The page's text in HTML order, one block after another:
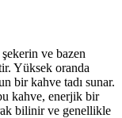
ve bazen
Yüksek oranda
bir kahve tadı sunar.
kahve, enerjik bir
bilinir ve genellikle